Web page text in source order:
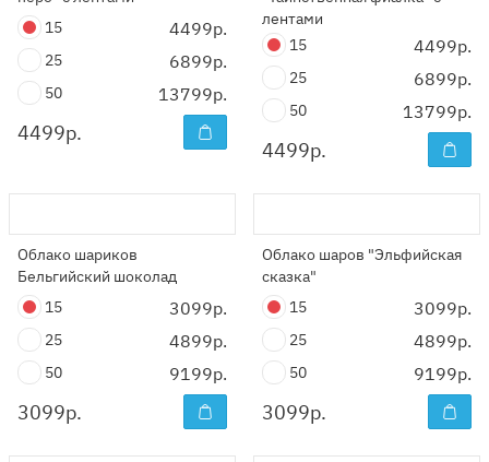
15
4499р.
25 6899р.
50 13799р.
4499р.
лентами
15
4499р.
25 6899р.
50 13799р.
4499р.
Облако шариков
Бельгийский шоколад
15
3099р.
25 4899р.
50 9199р.
3099р.
Облако шаров "Эльфийская
сказка"
15
3099р.
25 4899р.
50 9199р.
3099р.